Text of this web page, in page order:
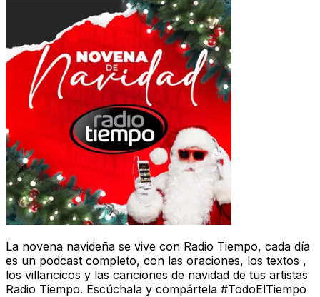
La novena navideña se vive con Radio Tiempo, cada día
es un podcast completo, con las oraciones, los textos ,
los villancicos y las canciones de navidad de tus artistas
Radio Tiempo. Escúchala y compártela #TodoElTiempo